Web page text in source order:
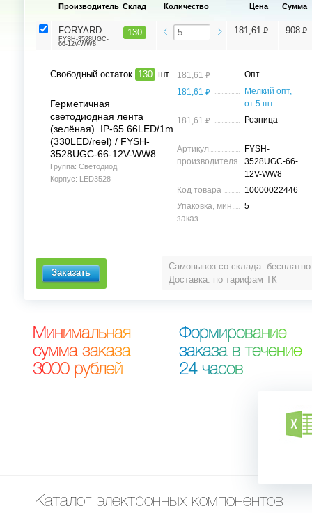
Самовывоз со склада: бесплатно
Доставка: по тарифам ТК
Производитель Склад Количество Цена Сумма
FORYARD
FYSH-3528UGC-
66-12V-WW8
130 181,61 ⃏ 908 ⃏
Свободный остаток 130 шт
Герметичная
светодиодная лента
(зелёная). IP-65 66LED/1m
(330LED/reel) / FYSH-
3528UGC-66-12V-WW8
Группа: Светодиод
Корпус: LED3528
181,61 ⃏
Опт
181,61 ⃏
Мелкий опт,
от 5 шт
181,61 ⃏ Розница
Артикул
производителя
FYSH-
3528UGC-66-
12V-WW8
Код товара
10000022446
Упаковка, мин.
заказ
5
Минимальная
сумма заказа
3000 рублей
Формирование
заказа в течение
24 часов
Каталог электронных компонентов